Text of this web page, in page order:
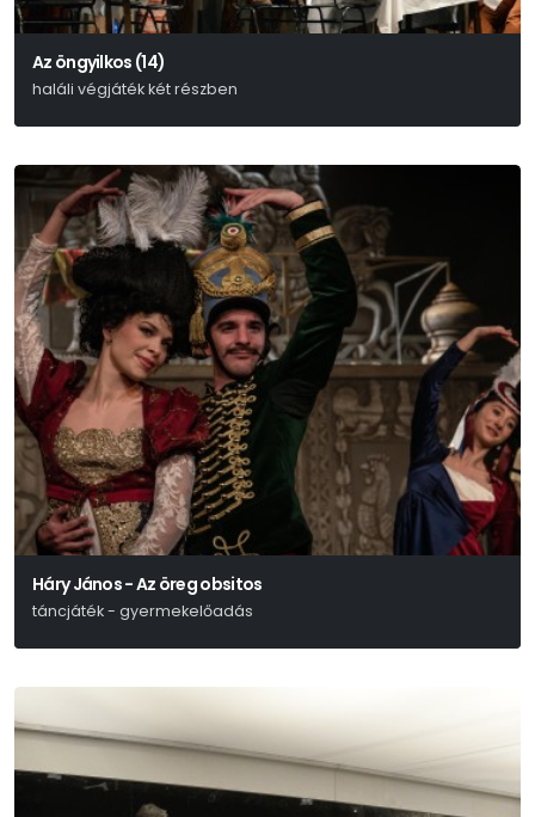
Az öngyilkos (14)
haláli végjáték két részben
Háry János - Az öreg obsitos
táncjáték - gyermekelőadás